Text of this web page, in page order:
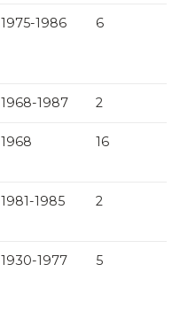
1975-1986 6
1968-1987 2
1968 16
1981-1985 2
1930-1977 5